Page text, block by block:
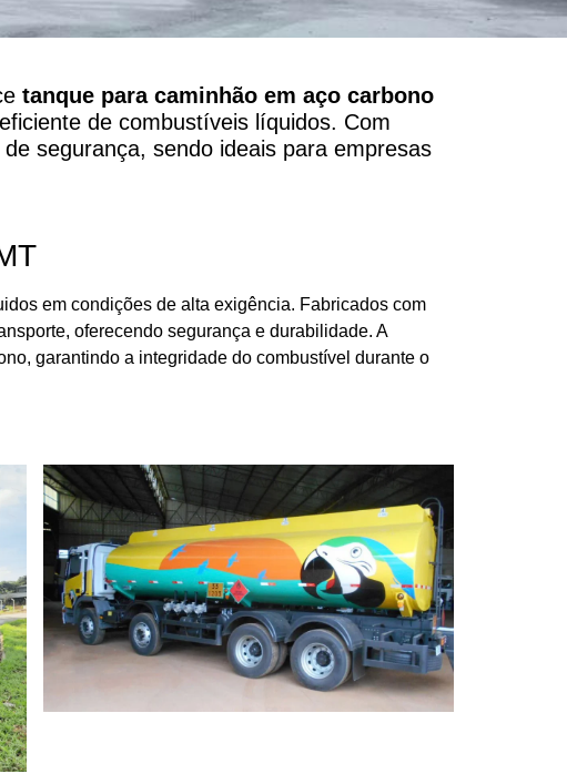
tanque para caminhão em aço carbono
de combustíveis líquidos. Com
segurança, sendo ideais para empresas
em condições de alta exigência. Fabricados com
oferecendo segurança e durabilidade. A
garantindo a integridade do combustível durante o